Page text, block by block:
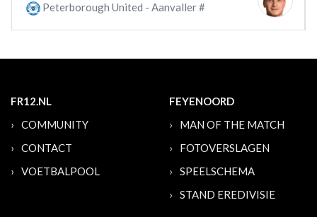
Peterborough United - Aanvaller #
FR12.NL
COMMUNITY
CONTACT
VOETBALPOOL
FEYENOORD
MAN OF THE MATCH
FOTOVERSLAGEN
SPEELSCHEMA
STAND EREDIVISIE